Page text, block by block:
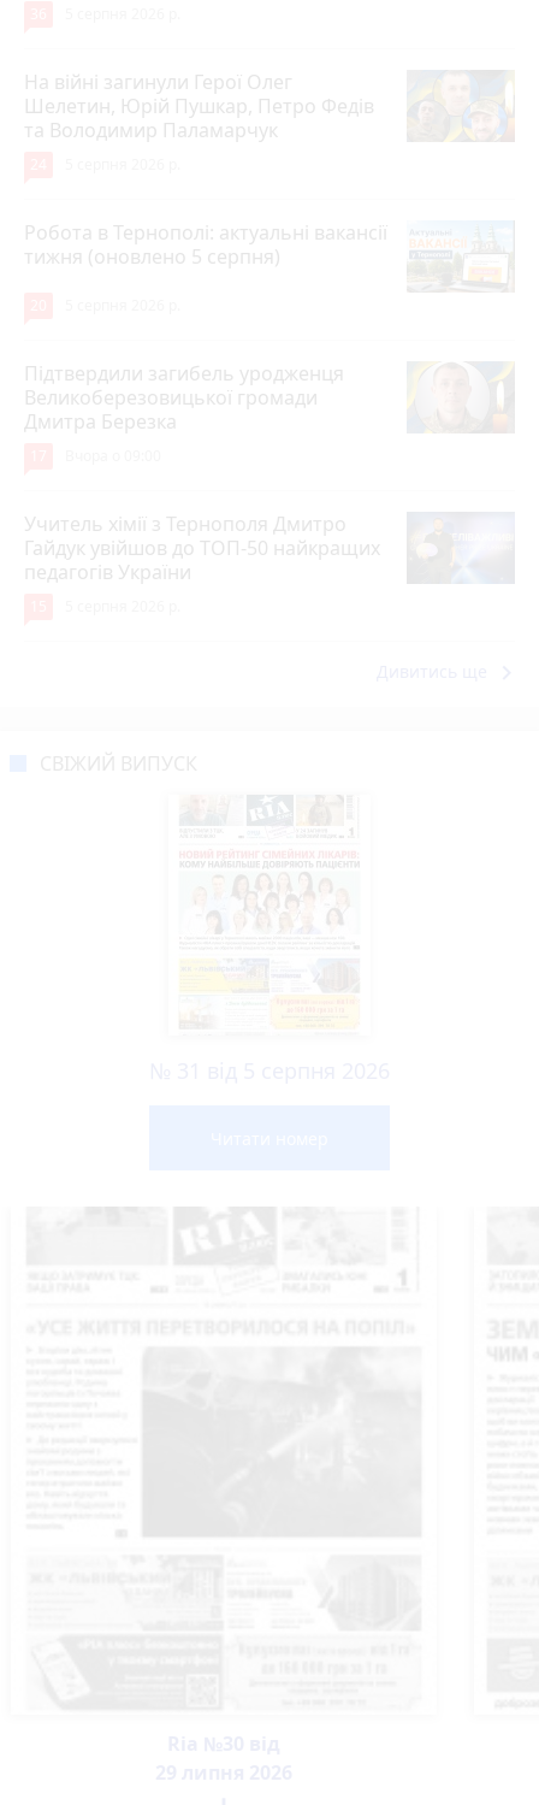
На війні загинули Герої Олег
Шелетин, Юрій Пушкар, Петро Федів
та Володимир Паламарчук
Робота в Тернополі: актуальні вакансії
тижня (оновлено 5 серпня)
Підтвердили загибель уродженця
Великоберезовицької громади
Дмитра Березка
Учитель хімії з Тернополя Дмитро
Гайдук увійшов до ТОП-50 найкращих
педагогів України